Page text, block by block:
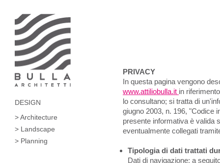
DESIGN
> Architecture
> Landscape
> Planning
PRIVACY
In questa pagina vengono
www.attiliobulla.it in
lo consultano; si tratta di
giugno 2003, n. 196, "Codice
presente informativa è valida
eventualmente collegati
Tipologia di dati trattati
Dati di navigazione: a